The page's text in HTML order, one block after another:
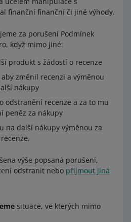
finanční finanční či jiné výhody.
za porušení Podmínek
když mimo jiné:
produkt s žádostí o recenze
změnil recenzi a výměnou
nákupy
odstranění recenze a za to mu
peněz za nákupy
na další nákupy výměnou za
výše popsaná porušení,
odstranit nebo přijmout jiná
situace, ve kterých mimo